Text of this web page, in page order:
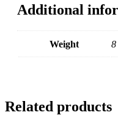
Additional
Weight 8
Related products